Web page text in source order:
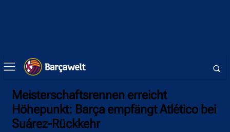
Meisterschaftsrennen erreicht
Höhepunkt: Barça empfängt Atlético bei
Suárez-Rückkehr